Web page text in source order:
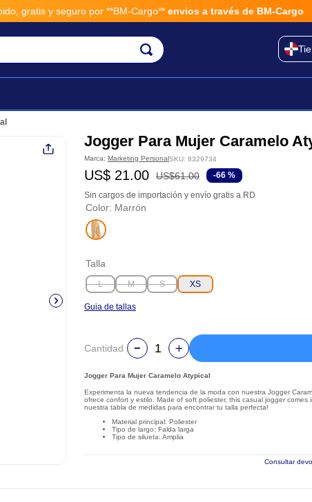
por **BM-Cargo** envios a través de BM-Cargo
Jogger Para Mujer Caramelo
Marca: Marketing PersonalSKU: 8329734
US$ 21.00 US$61.00 -66 %
Sin cargos de importación y envío gratis a RD
Color: Marrón
Talla
L M S XS
Guia de tallas
Cantidad
Jogger Para Mujer Caramelo Atypical
Experimenta la nueva tendencia de la moda con nuestra Jogger
ofrece confort y estilo. Made of soft poliester, this casual jogger
nuestra tabla de medidas para encontrar tu talla perfecta!
Material principal: Poliester
Tipo de largo: Falda larga
Tipo de silueta: Amplia
Consultar